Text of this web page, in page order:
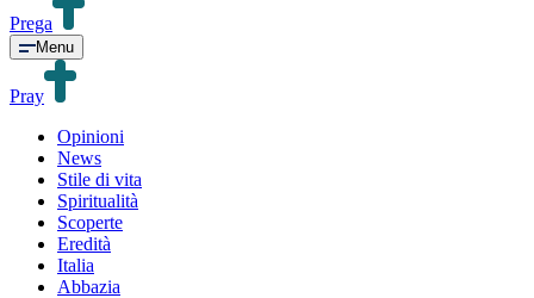
Prega
Menu
Pray
Opinioni
News
Stile di vita
Spiritualità
Scoperte
Eredità
Italia
Abbazia